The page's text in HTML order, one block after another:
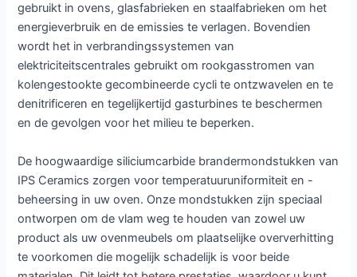
gebruikt in ovens, glasfabrieken en staalfabrieken om het
energieverbruik en de emissies te verlagen. Bovendien
wordt het in verbrandingssystemen van
elektriciteitscentrales gebruikt om rookgasstromen van
kolengestookte gecombineerde cycli te ontzwavelen en te
denitrificeren en tegelijkertijd gasturbines te beschermen
en de gevolgen voor het milieu te beperken.
De hoogwaardige siliciumcarbide brandermondstukken van
IPS Ceramics zorgen voor temperatuuruniformiteit en -
beheersing in uw oven. Onze mondstukken zijn speciaal
ontworpen om de vlam weg te houden van zowel uw
product als uw ovenmeubels om plaatselijke oververhitting
te voorkomen die mogelijk schadelijk is voor beide